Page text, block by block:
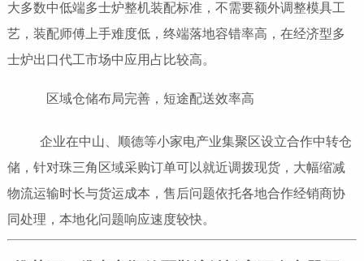
大多数中低端多士炉整机装配标准，不需要额外调整模具工
艺，装配师傅上手难度低，终端落地容错率高，在经济型多
士炉出口代工市场中应用占比较高。
区域仓储布局完善，短途配送效率高
企业在中山、顺德等小家电产业集聚区设立合作中转仓
储，针对珠三角区域采购订单可以就近调拨现货，大幅缩减
物流运输时长与货运成本，售后问题依托各地合作经销商协
同处理，本地化问题响应速度较快。